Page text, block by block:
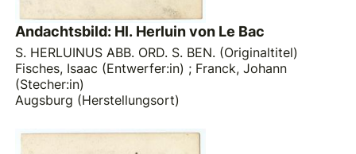
Andachtsbild: Hl. Herluin von Le Bac
S. HERLUINUS ABB. ORD. S. BEN. (Originaltitel)
Fisches, Isaac (Entwerfer:in) ; Franck, Johann
(Stecher:in)
Augsburg (Herstellungsort)